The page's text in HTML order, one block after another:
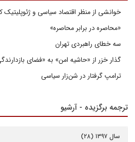
خوانشی از منظر اقتصاد سیاسی و ژئوپلیتیک
«محاصره در برابر محاصره»
سه خطای راهبردی تهران
گذار خزر از «حاشیه امن» به «فضای
ترامپ گرفتار در شن‌زار سیاسی
ترجمه برگزیده - آرشیو
سال ۱۳۹۷ (۲۸)